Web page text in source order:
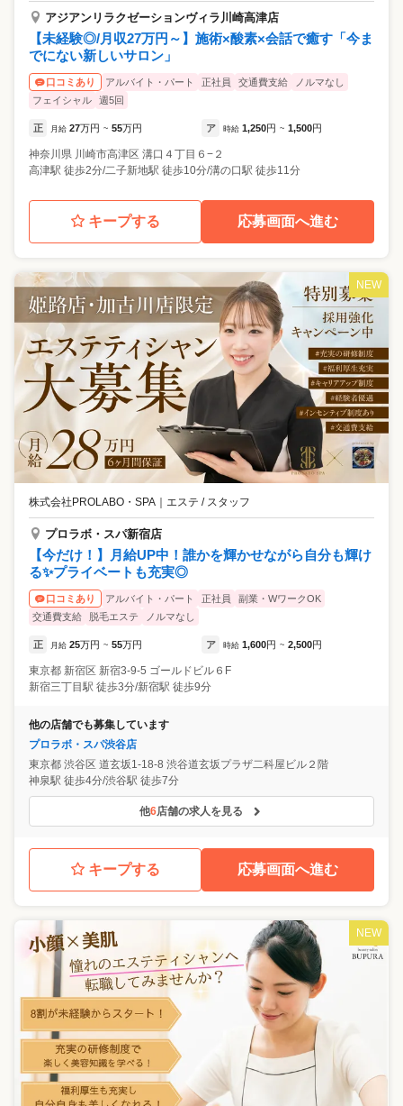
アジアンリラクゼーションヴィラ川崎高津店
【未経験◎/月収27万円～】施術×酸素×会話で癒す「今ま
でにない新しいサロン」
口コミあり アルバイト・パート 正社員 交通費支給
ノルマなし
フェイシャル
週5回
正 月給 27万円 ~ 55万円 ア 時給 1,250円 ~ 1,500円
神奈川県 川崎市高津区 溝口４丁目６−２
高津駅 徒歩2分/二子新地駅 徒歩10分/溝の口駅 徒歩11分
キープする 応募画面へ進む
NEW
株式会社PROLABO・SPA エステ / スタッフ
プロラボ・スパ新宿店
【今だけ！】月給UP中！誰かを輝かせながら自分も輝け
る✨プライベートも充実◎
口コミあり アルバイト・パート 正社員
副業・WワークOK
交通費支給
脱毛エステ ノルマなし
正 月給 25万円 ~ 55万円 ア 時給 1,600円 ~ 2,500円
東京都 新宿区 新宿3-9-5 ゴールドビル６F
新宿三丁目駅 徒歩3分/新宿駅 徒歩9分
他の店舗でも募集しています
プロラボ・スパ渋谷店
東京都 渋谷区 道玄坂1-18-8 渋谷道玄坂プラザ二科屋ビル２階
神泉駅 徒歩4分/渋谷駅 徒歩7分
他6店舗の求人を見る
キープする 応募画面へ進む
NEW